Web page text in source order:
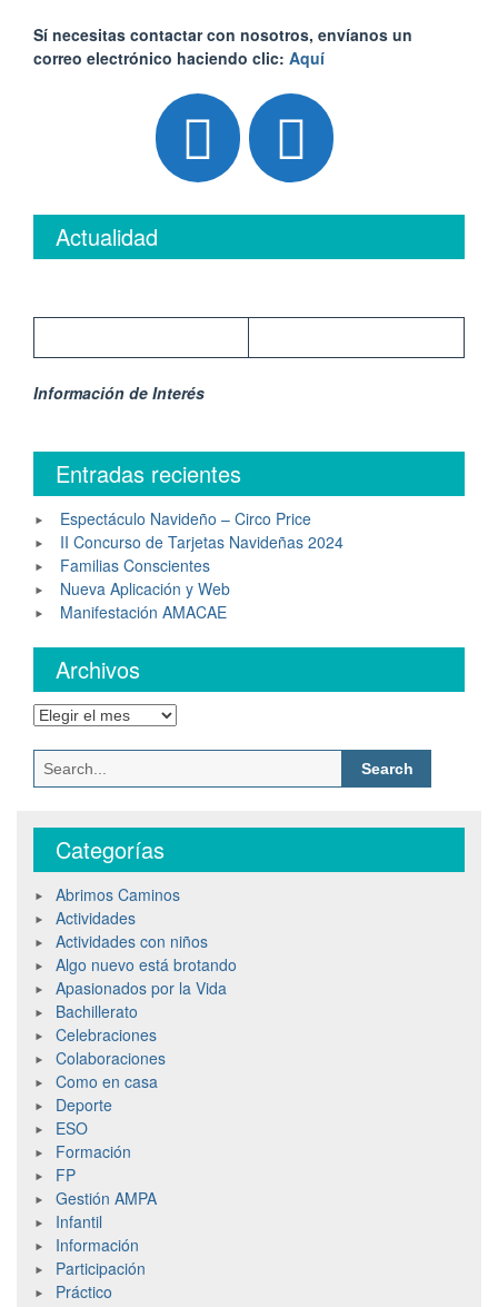
Sí necesitas contactar con nosotros, envíanos un
correo electrónico haciendo clic: Aquí
Actualidad
Información de Interés
Entradas recientes
Espectáculo Navideño – Circo Price
II Concurso de Tarjetas Navideñas 2024
Familias Conscientes
Nueva Aplicación y Web
Manifestación AMACAE
Archivos
Archivos
Search
for:
Categorías
Abrimos Caminos
Actividades
Actividades con niños
Algo nuevo está brotando
Apasionados por la Vida
Bachillerato
Celebraciones
Colaboraciones
Como en casa
Deporte
ESO
Formación
FP
Gestión AMPA
Infantil
Información
Participación
Práctico